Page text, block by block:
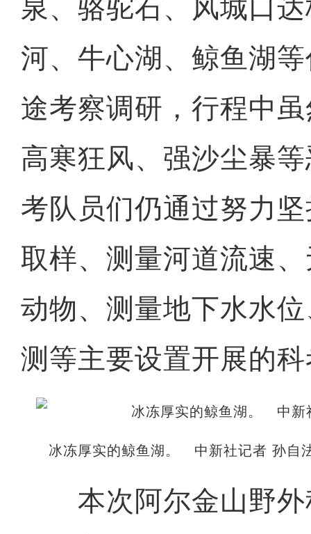
泉、骆驼石、风城口
河、牛心湖、鲸鱼湖
途考察调研，行程中
高寒狂风、强沙尘暴
考队员们仍通过努力
取样、测量河道流速
动物、测量地下水水
测等主要设置开展的
冰冻厚实的鲸鱼湖。 中新社记者 孙自
本次阿尔金山野外